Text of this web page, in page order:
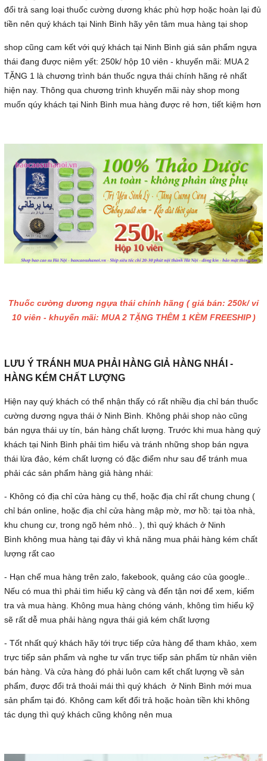
đổi trả sang loại thuốc cường dương khác phù hợp hoặc hoàn lại đủ
tiền nên quý khách tại Ninh Bình hãy yên tâm mua hàng tại shop
shop cũng cam kết với quý khách tại Ninh Bình giá sản phẩm ngựa
thái đang được niêm yết: 250k/ hộp 10 viên - khuyến mãi: MUA 2
TẶNG 1 là chương trình bán thuốc ngựa thái chính hãng rẻ nhất
hiện nay. Thông qua chương trình khuyến mãi này shop mong
muốn qúy khách tại Ninh Bình mua hàng được rẻ hơn, tiết kiệm hơn
Thuốc cường dương ngựa thái chính hãng ( giá bán: 250k/ vỉ
10 viên - khuyến mãi: MUA 2 TẶNG THÊM 1 KÈM FREESHIP )
LƯU Ý TRÁNH MUA PHẢI HÀNG GIẢ HÀNG NHÁI -
HÀNG KÉM CHẤT LƯỢNG
Hiện nay quý khách có thể nhận thấy có rất nhiều địa chỉ bán thuốc
cường dương ngựa thái ở Ninh Bình. Không phải shop nào cũng
bán ngựa thái uy tín, bán hàng chất lượng. Trước khi mua hàng quý
khách tại Ninh Bình phải tìm hiểu và tránh những shop bán ngựa
thái lừa đảo, kém chất lượng có đặc điểm như sau để tránh mua
phải các sản phẩm hàng giả hàng nhái:
- Không có địa chỉ cửa hàng cụ thể, hoặc địa chỉ rất chung chung (
chỉ bán online, hoặc địa chỉ cửa hàng mập mờ, mơ hồ: tại tòa nhà,
khu chung cư, trong ngõ hẻm nhỏ.. ), thì quý khách ở Ninh
Bình không mua hàng tại đây vì khả năng mua phải hàng kém chất
lượng rất cao
- Hạn chế mua hàng trên zalo, fakebook, quảng cáo của google..
Nếu có mua thì phải tìm hiểu kỹ càng và đến tận nơi để xem, kiểm
tra và mua hàng. Không mua hàng chóng vánh, không tìm hiểu kỹ
sẽ rất dễ mua phải hàng ngựa thái giả kém chất lượng
- Tốt nhất quý khách hãy tới trực tiếp cửa hàng để tham khảo, xem
trực tiếp sản phẩm và nghe tư vấn trực tiếp sản phẩm từ nhân viên
bán hàng. Và cửa hàng đó phải luôn cam kết chất lượng về sản
phẩm, được đổi trả thoải mái thì quý khách ở Ninh Bình mới mua
sản phẩm tại đó. Không cam kết đổi trả hoặc hoàn tiền khi không
tác dụng thì quý khách cũng không nên mua